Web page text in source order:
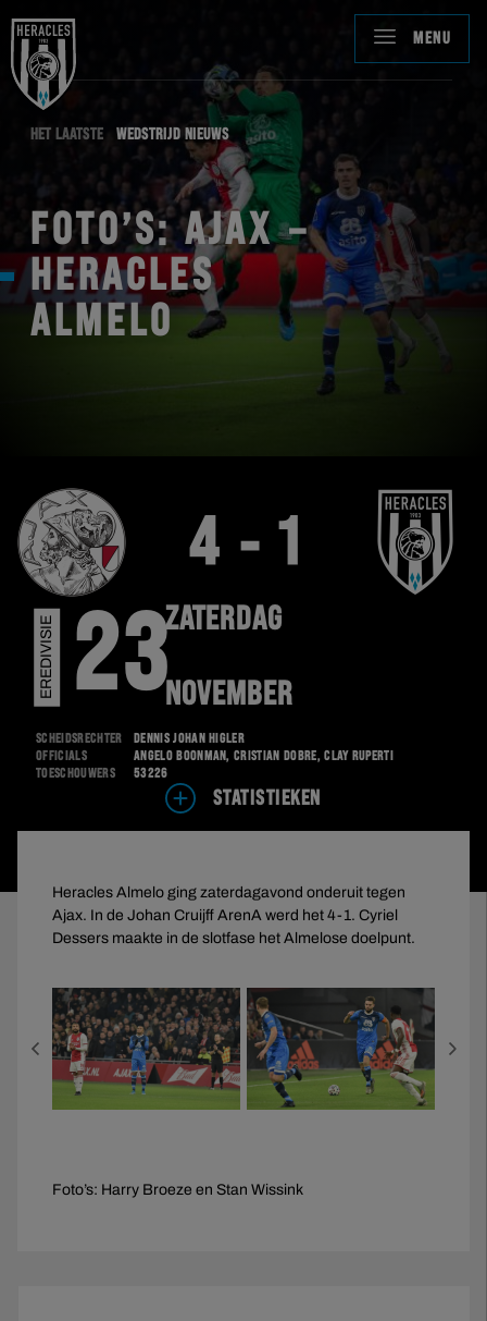
MENU
HET LAATSTE WEDSTRIJD NIEUWS
FOTO’S: AJAX –
HERACLES
ALMELO
EREDIVISIE 23ZATERDAG
NOVEMBER
4 - 1
Scheidsrechter
Dennis Johan Higler
Officials
Angelo Boonman, Cristian Dobre, Clay Ruperti
Toeschouwers
53226
STATISTIEKEN
Heracles Almelo ging zaterdagavond onderuit tegen
Ajax. In de Johan Cruijff ArenA werd het 4-1. Cyriel
Dessers maakte in de slotfase het Almelose doelpunt.
Foto’s: Harry Broeze en Stan Wissink